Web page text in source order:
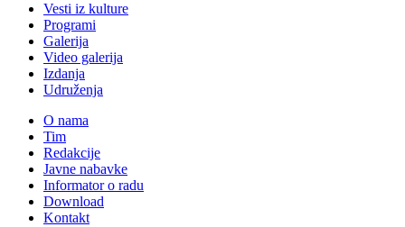
Vesti iz kulture
Programi
Galerija
Video galerija
Izdanja
Udruženja
O nama
Tim
Redakcije
Javne nabavke
Informator o radu
Download
Kontakt